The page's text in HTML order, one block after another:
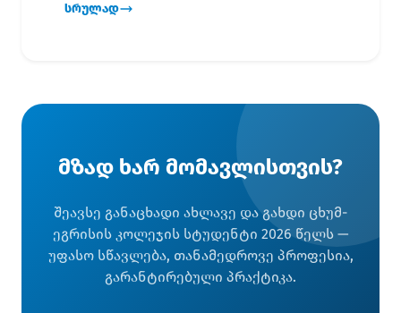
სრულად
მზად ხარ მომავლისთვის?
შეავსე განაცხადი ახლავე და გახდი ცხუმ-
ეგრისის კოლეჯის სტუდენტი 2026 წელს —
უფასო სწავლება, თანამედროვე პროფესია,
გარანტირებული პრაქტიკა.